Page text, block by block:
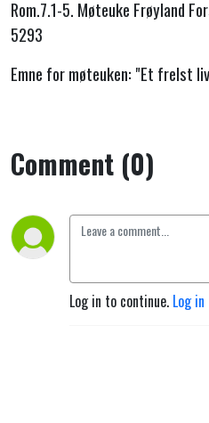
Rom.7.1-5. Møteuke Frøyland
5293
Emne for møteuken: "Et frelst
Comment (0)
Log in to continue. Log in